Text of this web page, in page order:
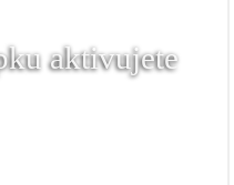
aktivujete